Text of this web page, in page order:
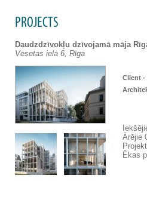
PROJECTS
Daudzdzīvokļu dzīvojamā māja
Vesetas iela 6, Rīga
Client -
Ārējie
Ēkas